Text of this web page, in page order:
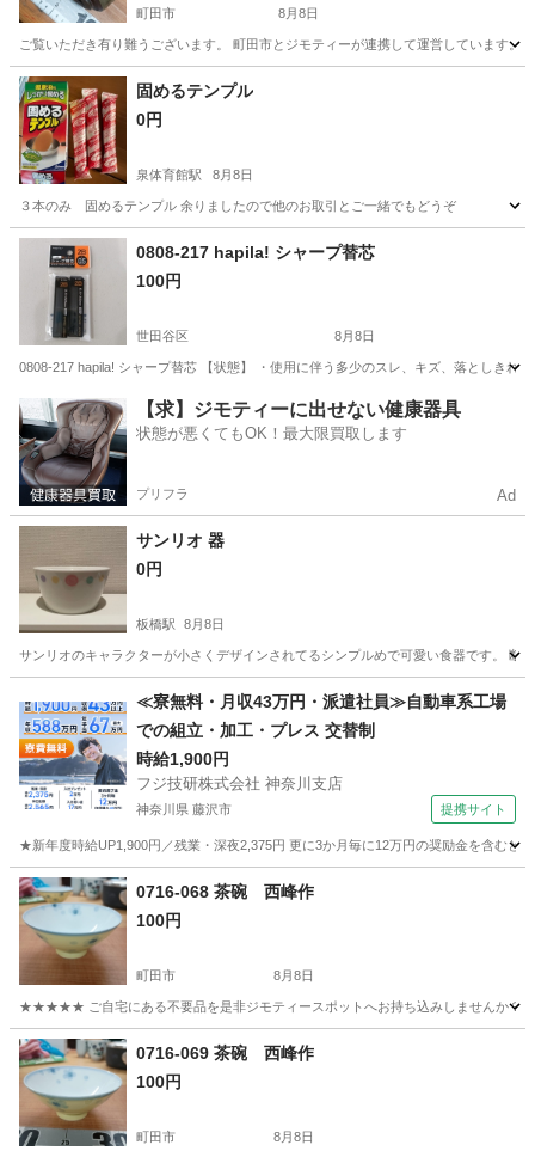
町田市 8月8日
ご覧いただき有り難うございます。 町田市とジモティーが連携して運営していま
東京 町田市 食器 リユース
固めるテンプル
0円
泉体育館駅 8月8日
３本のみ 固めるテンプル 余りましたので他のお取引とご一緒でもどうぞ
東京 立川市
0808-217 hapila! シャープ替芯
100円
世田谷区 8月8日
0808-217 hapila! シャープ替芯 【状態】 ・使用に伴う多少のスレ、キズ、落としき
東京 世田谷区 手帳 現地
【求】ジモティーに出せない健康器具
状態が悪くてもOK！最大限買取します
プリフラ Ad
サンリオ 器
0円
板橋駅 8月8日
サンリオのキャラクターが小さくデザインされてるシンプルめで可愛い食器です。 断
板橋駅 食器
≪寮無料・月収43万円・派遣社員≫自動車系工場
での組立・加工・プレス 交替制
時給1,900円
フジ技研株式会社 神奈川支店
神奈川県 藤沢市 提携サイト
★新年度時給UP1,900円／残業・深夜2,375円 更に3か月毎に12万円の奨励金を含む
神奈川 藤沢市 0716-068 茶碗 西峰作
100円
町田市 8月8日
★★★★★ ご自宅にある不要品を是非ジモティースポットへお持ち込みしませんか？
東京 町田市 西峰
0716-069 茶碗 西峰作
100円
町田市 8月8日